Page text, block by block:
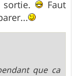
sortie.
Faut
que ca